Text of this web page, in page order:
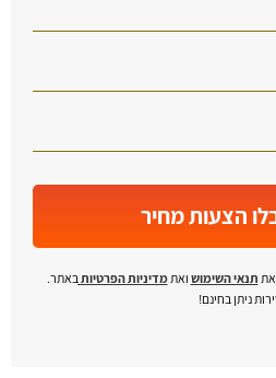
הצעות מחיר
תנאי השימוש ואתמדיניות הפרטיות באתר.
ניתן בחינם!